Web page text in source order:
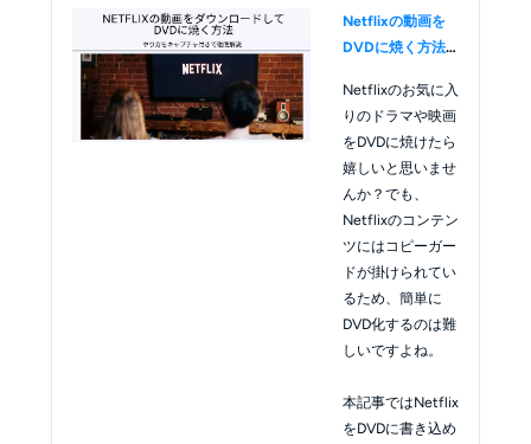
Netflixの動画を
DVDに焼く方法
保存手順と注意点
を徹底解説！
Netflixのお気に入
りのドラマや映画
をDVDに焼けたら
嬉しいと思いませ
んか？でも、
Netflixのコンテン
ツにはコピーガー
ドが掛けられてい
るため、簡単に
DVD化するのは難
しいですよね。
本記事ではNetflix
をDVDに書き込め